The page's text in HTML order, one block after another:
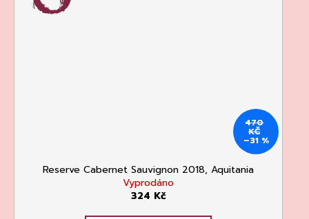
470
KČ
–31 %
Reserve Cabernet Sauvignon 2018, Aquitania
Vyprodáno
324 Kč